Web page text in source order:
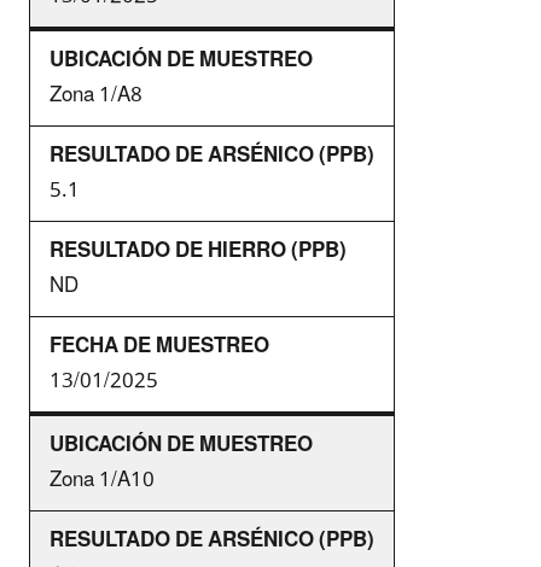
Zona 1/A8
5.1
ND
13/01/2025
Zona 1/A10